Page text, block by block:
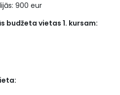
900 eur
budžeta vietas 1. kursam: